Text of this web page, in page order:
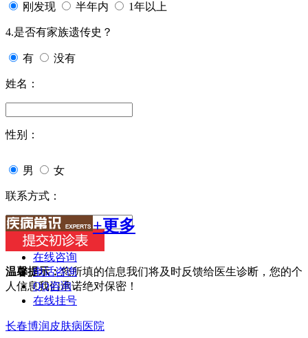
刚发现 半年内 1年以上
4.是否有家族遗传史？
有 没有
姓名：
性别：
男 女
联系方式：
温馨提示：您所填的信息我们将及时反馈给医生诊断，您的个
人信息我们承诺绝对保密！
+更多
在线咨询
电话咨询
QQ咨询
在线挂号
长春博润皮肤病医院